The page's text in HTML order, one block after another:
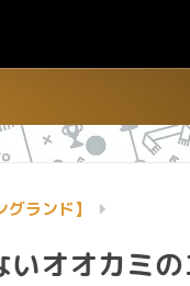
ランド】
いオオカミ